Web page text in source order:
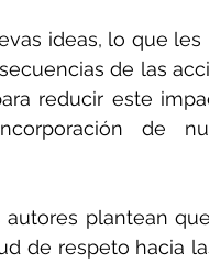
ideas, lo que
de las
reducir este
de
plantean
de respeto hacia